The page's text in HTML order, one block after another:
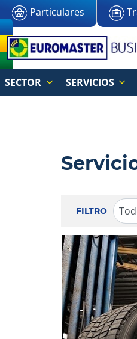
Particulares
SECTOR SERVICIOS
FILTRO